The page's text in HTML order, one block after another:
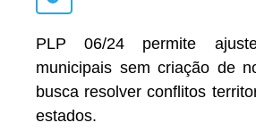
PLP 06/24 permite
municipais sem criação de
busca resolver conflitos
estados.